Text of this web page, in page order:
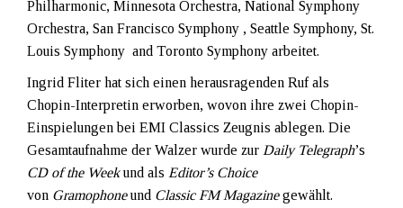
Philharmonic, Minnesota Orchestra, National Symphony
Orchestra, San Francisco Symphony , Seattle Symphony, St.
Louis Symphony and Toronto Symphony arbeitet.
Ingrid Fliter hat sich einen herausragenden Ruf als
Chopin-Interpretin erworben, wovon ihre zwei Chopin-
Einspielungen bei EMI Classics Zeugnis ablegen. Die
Gesamtaufnahme der Walzer wurde zur Daily Telegraph’s
CD of the Weekund als Editor’s Choice
von Gramophoneund Classic FM Magazinegewählt.